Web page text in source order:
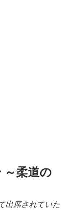
～柔道の
出席されていた